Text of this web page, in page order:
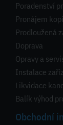
Poradenství
Pronájem
Prodloužená
Doprava
Opravy a
Instalace
Likvidace
Balík výhod
Obchodní